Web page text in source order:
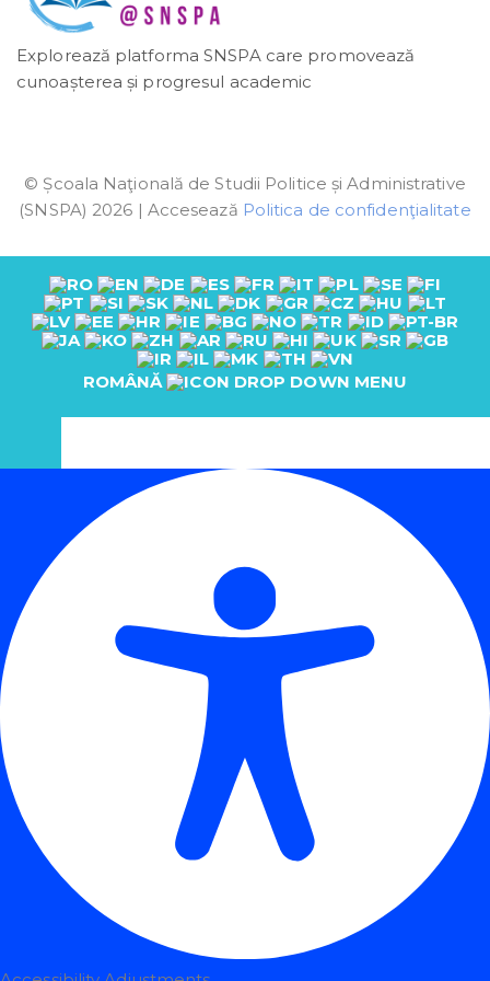
Explorează platforma SNSPA care promovează
cunoașterea și progresul academic
© Școala Naţională de Studii Politice și Administrative
(SNSPA) 2026 | Accesează Politica de confidenţialitate
ROMÂNĂ